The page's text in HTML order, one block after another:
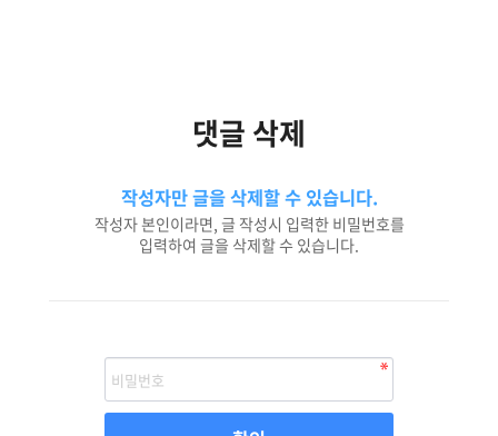
댓글 삭제
작성자만 글을 삭제할 수 있습니다.
작성자 본인이라면, 글 작성시 입력한 비밀번호를
입력하여 글을 삭제할 수 있습니다.